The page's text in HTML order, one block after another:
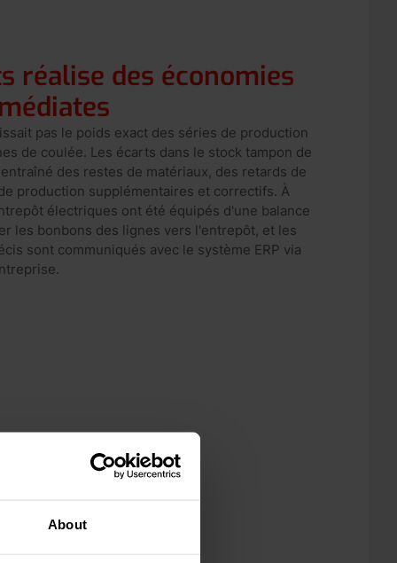
About
réalise des économies
pas le poids exact des séries de production
de coulée. Les écarts dans le stock tampon de
des restes de matériaux, des retards de
production supplémentaires et correctifs. À
électriques ont été équipés d'une balance
les bonbons des lignes vers l'entrepôt, et les
sont communiqués avec le système ERP via